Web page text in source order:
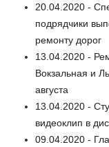
20.04.2020 -
подрядчики
ремонту дорог
13.04.2020 -
Вокзальная и
августа
13.04.2020 -
видеоклип в
09.04.2020 -